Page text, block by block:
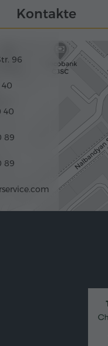
Kontakte
96
40
40
89
89